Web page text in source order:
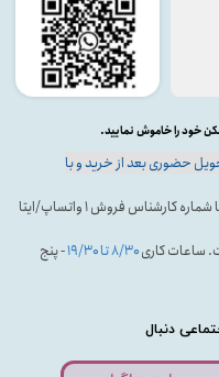
دنبال
حضوری بعد از خرید و با
در صورت نیاز به پیش فاکتور و پرداخت کارت به کارت با شماره کارشناس فروش ۱ واتساپ/ایتا
ساعات کاری۸/۳۰ تا ۱۹/۳۰
- پنج
خود را خاموش نمایید.